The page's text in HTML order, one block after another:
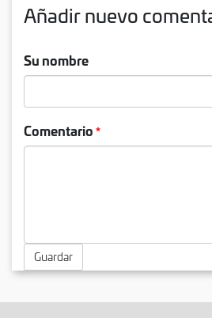
Añadir nuevo
Su nombre
Comentario
Guardar